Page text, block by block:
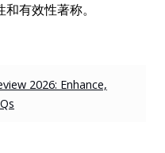
有效性著称。
2026: Enhance,